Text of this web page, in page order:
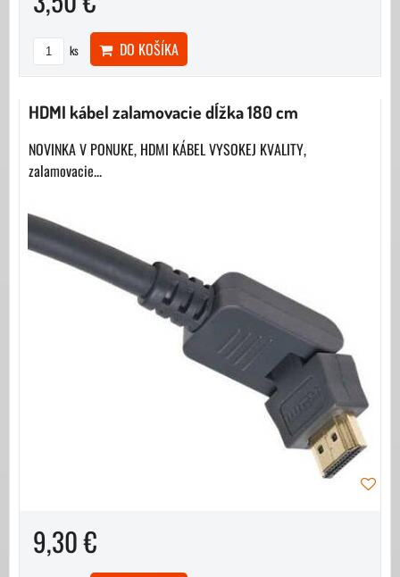
ks DO KOŠÍKA
HDMI kábel zalamovacie dĺžka 180 cm
NOVINKA V PONUKE, HDMI KÁBEL VYSOKEJ KVALITY,
zalamovacie...
9,30 €